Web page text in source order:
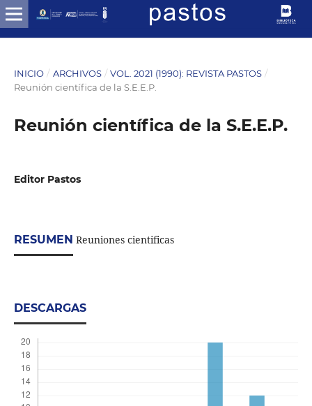
INICIO / ARCHIVOS / VOL. 2021 (1990): REVISTA PASTOS /
Reunión científica de la S.E.E.P.
Reunión científica de la S.E.E.P.
Editor Pastos
RESUMEN Reuniones cientificas
DESCARGAS